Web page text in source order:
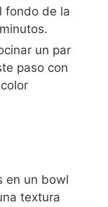
fondo de la
un par
paso con
en un bowl
textura